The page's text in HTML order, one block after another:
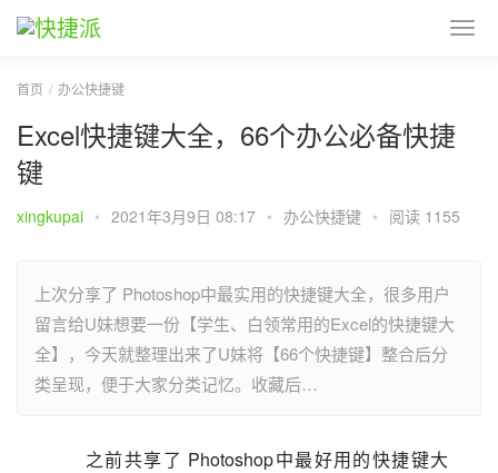
首页 办公快捷键
Excel快捷键大全，66个办公必备快捷
键
xingkupai • 2021年3月9日 08:17 • 办公快捷键 • 阅读 1155
上次分享了 Photoshop中最实用的快捷键大全，很多用户
留言给U妹想要一份【学生、白领常用的Excel的快捷键大
全】，今天就整理出来了U妹将【66个快捷键】整合后分
类呈现，便于大家分类记忆。收藏后…
之前共享了 Photoshop中最好用的快捷键大